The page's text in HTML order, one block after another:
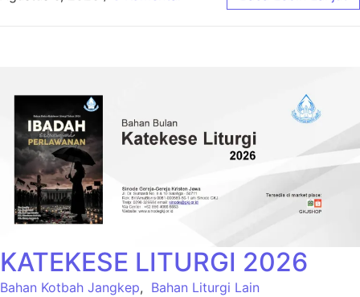
KATEKESE LITURGI 2026
Bahan Kotbah Jangkep, Bahan Liturgi Lain